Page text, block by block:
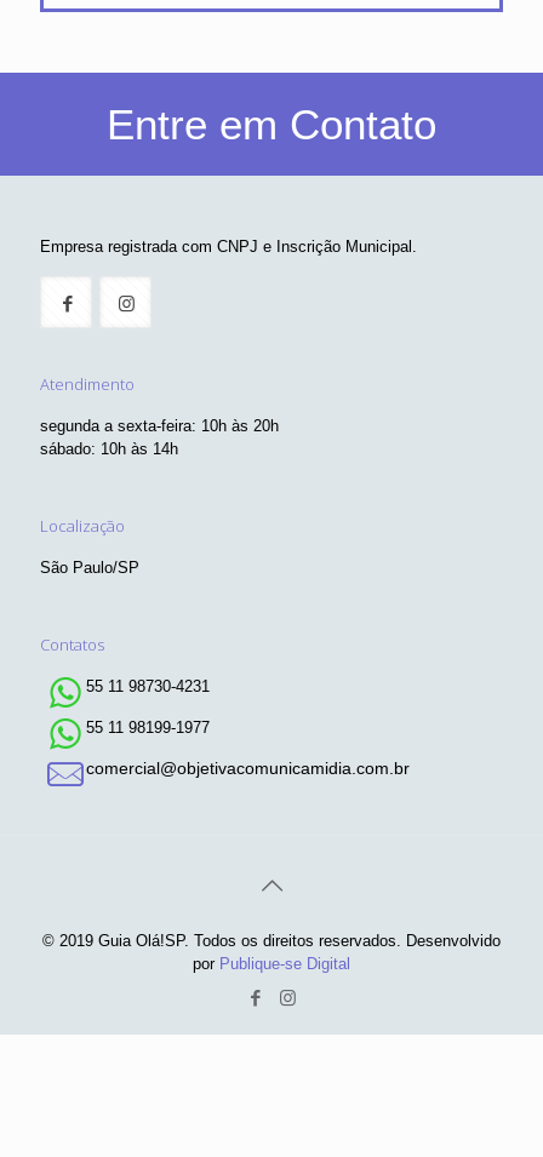
Entre em Contato
Empresa registrada com CNPJ e Inscrição Municipal.
Atendimento
segunda a sexta-feira: 10h às 20h
sábado: 10h às 14h
Localização
São Paulo/SP
Contatos
55 11 98730-4231
55 11 98199-1977
comercial@objetivacomunicamidia.com.br
© 2019 Guia Olá!SP. Todos os direitos reservados. Desenvolvido
por Publique-se Digital